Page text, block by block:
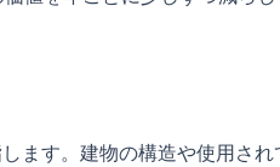
ます。建物の構造や使用さ